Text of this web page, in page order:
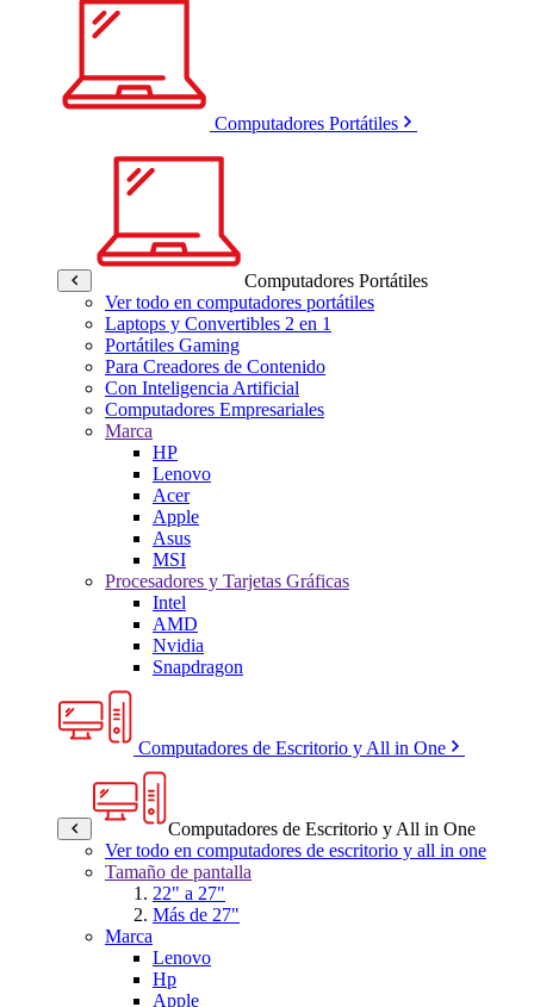
Computadores Portátiles
Computadores Portátiles
Ver todo en computadores portátiles
Laptops y Convertibles 2 en 1
Portátiles Gaming
Para Creadores de Contenido
Con Inteligencia Artificial
Computadores Empresariales
Marca
HP
Lenovo
Acer
Apple
Asus
MSI
Procesadores y Tarjetas Gráficas
Intel
AMD
Nvidia
Snapdragon
Computadores de Escritorio y All in One
Computadores de Escritorio y All in One
Ver todo en computadores de escritorio y all in one
Tamaño de pantalla
22" a 27"
Más de 27"
Marca
Lenovo
Hp
Apple